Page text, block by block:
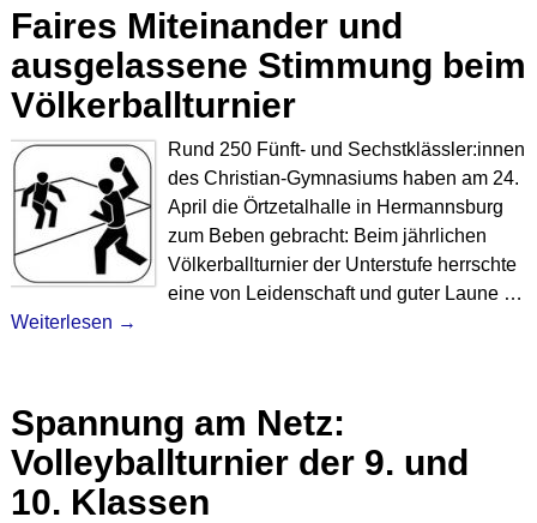
Faires Miteinander und
ausgelassene Stimmung beim
Völkerballturnier
Rund 250 Fünft- und Sechstklässler:innen
des Christian-Gymnasiums haben am 24.
April die Örtzetalhalle in Hermannsburg
zum Beben gebracht: Beim jährlichen
Völkerballturnier der Unterstufe herrschte
eine von Leidenschaft und guter Laune …
Weiterlesen →
Spannung am Netz:
Volleyballturnier der 9. und
10. Klassen